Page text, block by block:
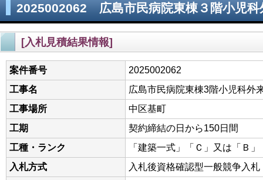
2025002062 広島市民病院東棟３階小児科
[入札見積結果情報]
案件番号
2025002062
工事名
広島市民病院東棟3階小児科外
工事場所
中区基町
工期
契約締結の日から150日間
工種・ランク
「建築一式」「Ｃ」又は「Ｂ」
入札方式
入札後資格確認型一般競争入札